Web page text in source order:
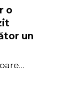
o
un